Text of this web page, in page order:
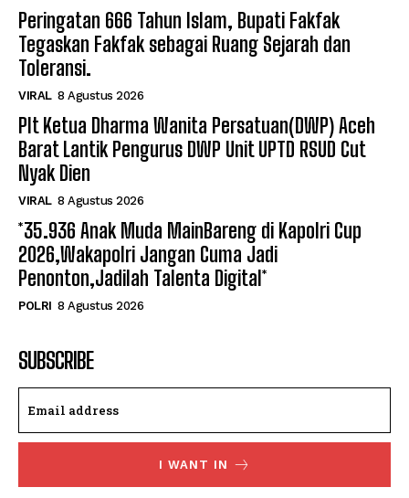
Peringatan 666 Tahun Islam, Bupati Fakfak
Tegaskan Fakfak sebagai Ruang Sejarah dan
Toleransi.
VIRAL 8 Agustus 2026
Plt Ketua Dharma Wanita Persatuan(DWP) Aceh
Barat Lantik Pengurus DWP Unit UPTD RSUD Cut
Nyak Dien
VIRAL 8 Agustus 2026
*35.936 Anak Muda MainBareng di Kapolri Cup
2026,Wakapolri Jangan Cuma Jadi
Penonton,Jadilah Talenta Digital*
POLRI 8 Agustus 2026
SUBSCRIBE
I WANT IN